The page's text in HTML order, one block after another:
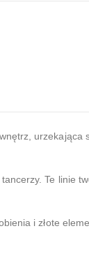
urzekająca
Te linie
i złote